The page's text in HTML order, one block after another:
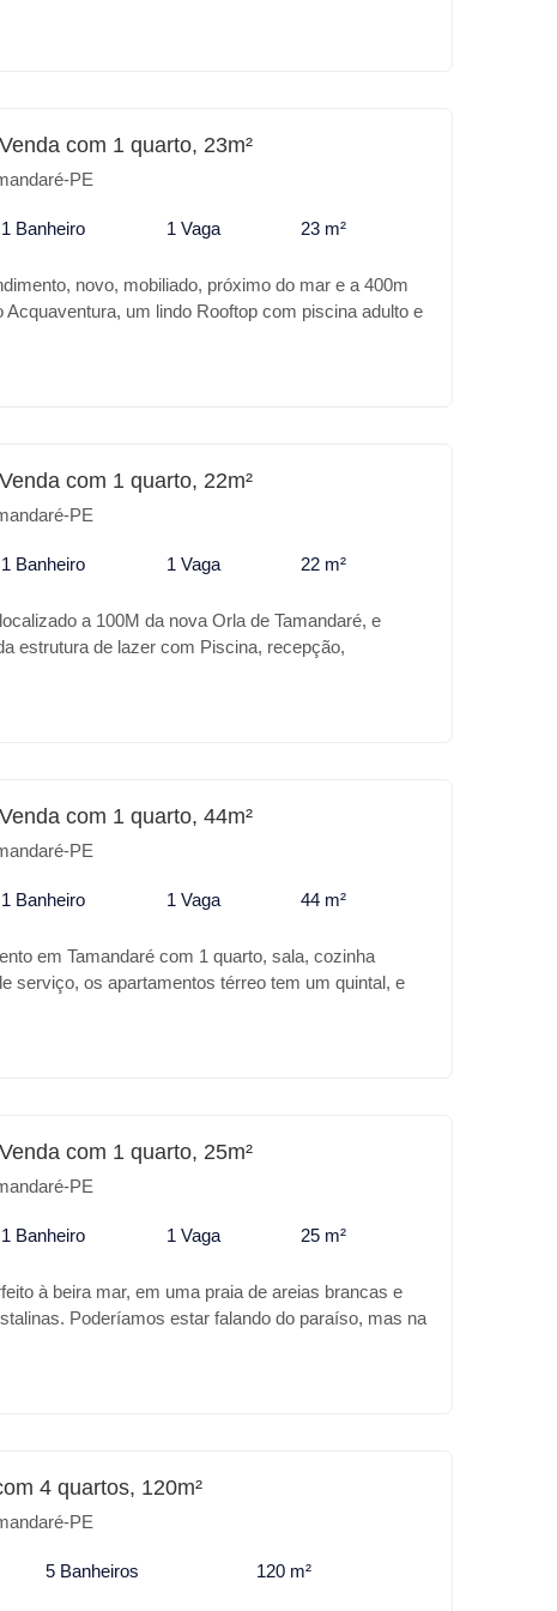
MILA ROOFTOP, além da sua excelente
o seu lazer ou para investimento o MILA ROOFTOP
com 1 quarto, 23m²
PE
1 Banheiro 1 Vaga 23 m²
novo, mobiliado, próximo do mar e a 400m
Acquaventura, um lindo Rooftop com piscina adulto e
com 1 quarto, 22m²
PE
1 Banheiro 1 Vaga 22 m²
a 100M da nova Orla de Tamandaré, e
estrutura de lazer com Piscina, recepção,
com 1 quarto, 44m²
PE
1 Banheiro 1 Vaga 44 m²
em Tamandaré com 1 quarto, sala, cozinha
serviço, os apartamentos térreo tem um quintal, e
com 1 quarto, 25m²
PE
1 Banheiro 1 Vaga 25 m²
à beira mar, em uma praia de areias brancas e
Poderíamos estar falando do paraíso, mas na
melhor em Tamandaré, o PALM BEACH
com Borda infinita * Hidromassagem *
* Academia Para o seu lazer ou para
BEACH RESIDENTAL EXCLUSIVE é o melhor
4 quartos, 120m²
PE
5 Banheiros 120 m²